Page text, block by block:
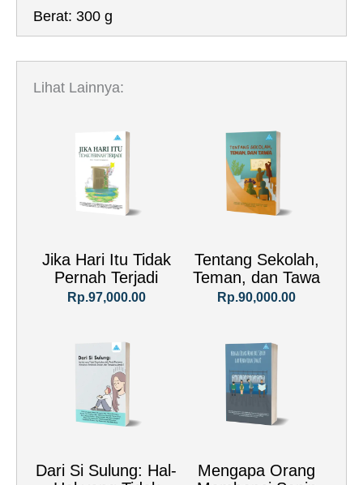
Berat: 300 g
Lihat Lainnya:
Jika Hari Itu Tidak
Pernah Terjadi
Rp.97,000.00
Tentang Sekolah,
Teman, dan Tawa
Rp.90,000.00
Dari Si Sulung: Hal-
Mengapa Orang